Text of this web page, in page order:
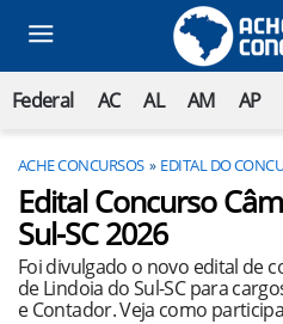
Federal AC AL AM AP
ACHE CONCURSOS EDITAL DO
Edital Concurso
Sul-SC 2026
Foi divulgado o novo edital de
de Lindoia do Sul-SC para
e Contador. Veja como